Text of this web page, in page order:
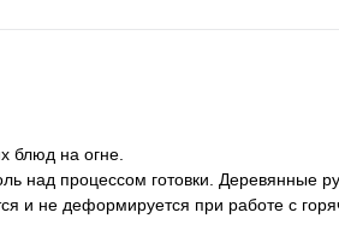
блюд на огне.
над процессом готовки. Деревянные
и не деформируется при работе с